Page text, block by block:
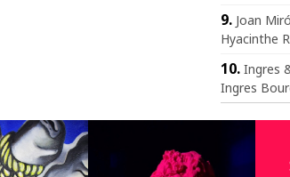
Joan
Hyacinthe
Ingres
Ingres